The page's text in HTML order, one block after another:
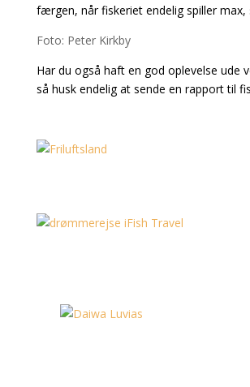
færgen, når fiskeriet endelig spiller max,
Foto: Peter Kirkby
Har du også haft en god oplevelse ude
så husk endelig at sende en rapport til